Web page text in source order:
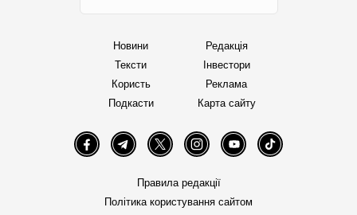
Новини
Тексти
Користь
Подкасти
Редакція
Інвестори
Реклама
Карта сайту
FacebookTelegramTwitter InstagramYouTube TikTok
Правила редакції
Політика користування сайтом